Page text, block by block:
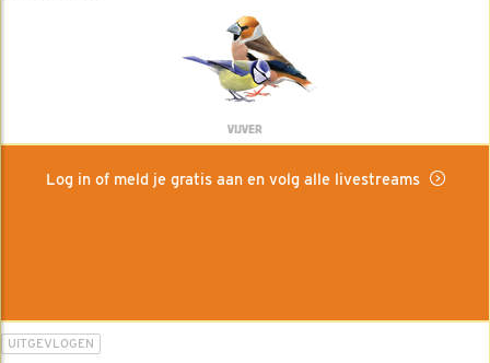
VIJVER
Log in of meld je gratis aan en volg alle livestreams
UITGEVLOGEN